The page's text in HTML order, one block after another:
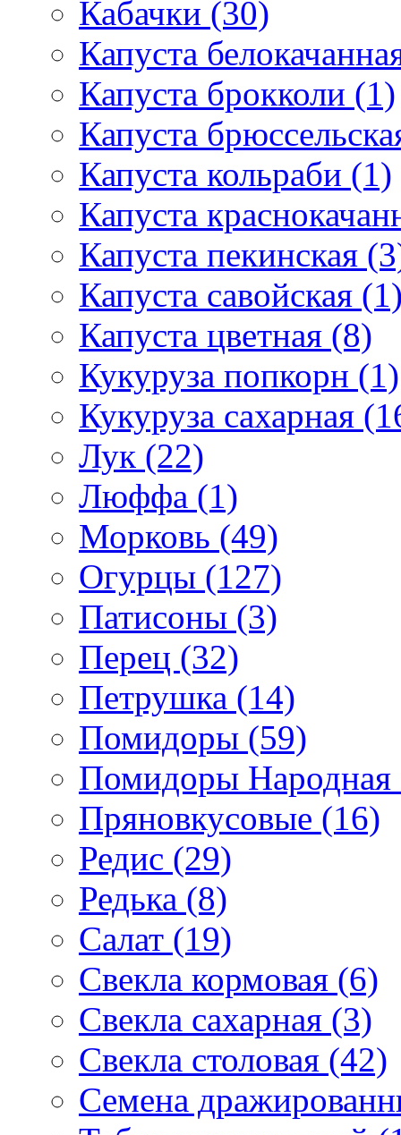
Кабачки (30)
Капуста
Капуста брокколи (1)
Капуста
Капуста кольраби (1)
Капуста
Капуста пекинская
Капуста савойская
Капуста цветная (8)
Кукуруза попкорн (1)
Кукуруза сахарная
Лук (22)
Люффа (1)
Морковь (49)
Огурцы (127)
Патисоны (3)
Перец (32)
Петрушка (14)
Помидоры (59)
Помидоры Народная
Пряновкусовые (16)
Редис (29)
Редька (8)
Салат (19)
Свекла кормовая (6)
Свекла сахарная (3)
Свекла столовая (42)
Семена